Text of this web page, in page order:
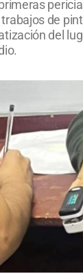
de
del